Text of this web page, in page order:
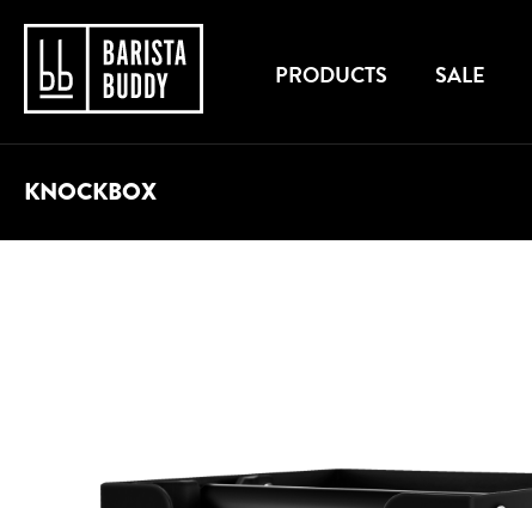
PRODUCTS SALE
KNOCKBOX